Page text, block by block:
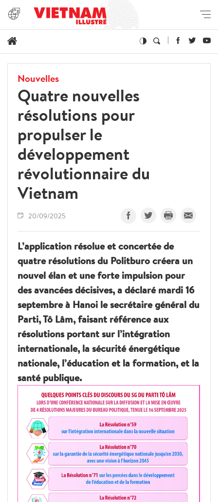
Nouvelles
Quatre nouvelles
résolutions pour
propulser le
développement
révolutionnaire du
Vietnam
20/09/2025
L’application résolue et concertée de
quatre résolutions du Politburo créera un
nouvel élan et une forte impulsion pour
des avancées décisives, a déclaré mardi 16
septembre à Hanoi le secrétaire général du
Parti, Tô Lâm, faisant référence aux
résolutions portant sur l’intégration
internationale, la sécurité énergétique
nationale, l’éducation et la formation, et la
santé publique.